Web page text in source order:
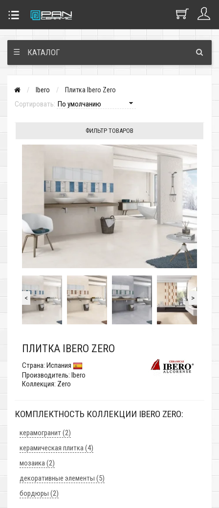
☰ КАТАЛОГ
Ibero Плитка Ibero Zero
Сортировать:
ФИЛЬТР ТОВАРОВ
< >
ПЛИТКА IBERO ZERO
Страна: Испания
Производитель: Ibero
Коллекция: Zero
КОМПЛЕКТНОСТЬ КОЛЛЕКЦИИ IBERO ZERO:
керамогранит (2)
керамическая плитка (4)
мозаика (2)
декоративные элементы (5)
бордюры (2)